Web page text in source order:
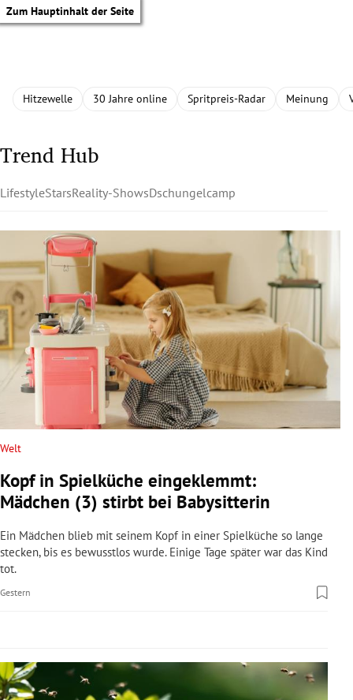
Zum Hauptinhalt der Seite
Untermenü
Untermenü
Untermenü
Untermenü
Untermenü
Untermenü
Untermenü
Hitzewelle 30 Jahre online Spritpreis-Radar Meinung
Trend Hub
LifestyleStarsReality-ShowsDschungelcamp
Welt
Kopf in Spielküche eingeklemmt:
Mädchen (3) stirbt bei Babysitterin
Ein Mädchen blieb mit seinem Kopf in einer Spielküche so lange
stecken, bis es bewusstlos wurde. Einige Tage später war das Kind
tot.
Gestern